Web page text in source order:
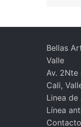
Bellas
Valle
Av. 2Nte
Cali,
Linea
Línea